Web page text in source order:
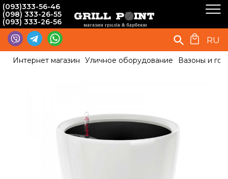
(093)333-56-46
(098) 333-26-55
(093) 333-26-56
RU
Интернет магазин Уличное оборудование Вазоны и